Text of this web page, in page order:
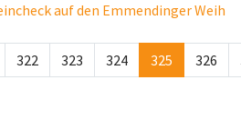
auf den Emmendinger Weih
322 323 324 325 326